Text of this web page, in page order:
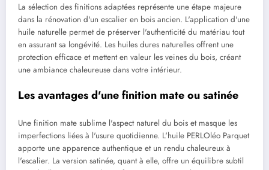
La sélection des finitions adaptées représente une étape majeure
dans la rénovation d'un escalier en bois ancien. L'application d'une
huile naturelle permet de préserver l'authenticité du matériau tout
en assurant sa longévité. Les huiles dures naturelles offrent une
protection efficace et mettent en valeur les veines du bois, créant
une ambiance chaleureuse dans votre intérieur.
Les avantages d'une finition mate ou satinée
Une finition mate sublime l'aspect naturel du bois et masque les
imperfections liées à l'usure quotidienne. L'huile PERLOléo Parquet
apporte une apparence authentique et un rendu chaleureux à
l'escalier. La version satinée, quant à elle, offre un équilibre subtil